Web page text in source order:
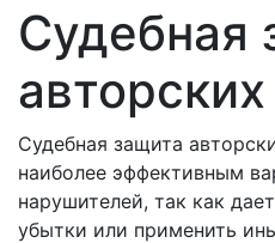
Судебная
Судебная защита
наиболее эффективным
нарушителей, так как
убытки или применить